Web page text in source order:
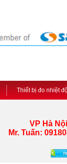
Thiết bị đo nhiệt
VP Hà Nội
Mr. Tuấn: